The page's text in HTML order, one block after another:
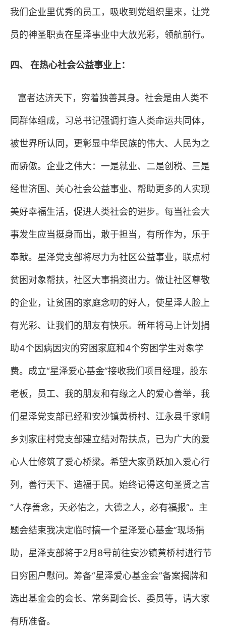
我们企业里优秀的员工，吸收到党组织里来，让党
员的神圣职责在星泽事业中大放光彩，领航前行。
四、 在热心社会公益事业上：
富者达济天下，穷着独善其身。社会是由人类不
同群体组成，习总书记强调打造人类命运共同体，
被世界所认同，更彰显中华民族的伟大、人民为之
而骄傲。企业之伟大：一是就业、二是创税、三是
经世济国、关心社会公益事业、帮助更多的人实现
美好幸福生活，促进人类社会的进步。每当社会大
事发生应当挺身而出，敢于担当，有所作为，乐于
奉献。星泽党支部将尽力为社区公益事业，联点村
贫困对象帮扶，社区大事捐资出力。做让社区尊敬
的企业，让贫困的家庭念叨的好人，使星泽人脸上
有光彩、让我们的朋友有快乐。新年将马上计划捐
助4个因病因灾的穷困家庭和4个穷困学生对象学
费。成立“星泽爱心基金”接收我们项目经理，股东
老板，员工、我的朋友和有缘之人的爱心善举，我
们星泽党支部已经和安沙镇黄桥村、江永县千家峒
乡刘家庄村党支部建立结对帮扶点，已为广大的爱
心人仕修筑了爱心桥梁。希望大家勇跃加入爱心行
列，善行天下、造福于民。始终记得这句圣贤之言
“人存善念，天必佑之，大德之人，必有福报”。主
题会结束我决定临时搞一个星泽爱心基金”现场捐
助，星泽支部将于2月 8号前往安沙镇黄桥村进行节
日穷困户慰问。筹备“星泽爱心基金会”备案揭牌和
选出基金会的会长、常务副会长、委员等，请大家
有所准备。